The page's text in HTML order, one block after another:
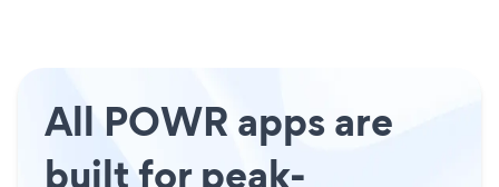
All POWR apps are
built for peak-